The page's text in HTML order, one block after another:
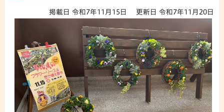
掲載日 令和7年11月15日 更新日 令和7年11月20日